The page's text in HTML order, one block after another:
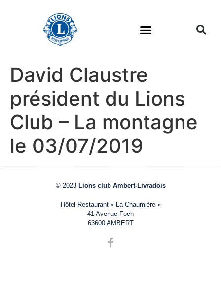
David Claustre
président du Lions
Club – La montagne
le 03/07/2019
© 2023 Lions club Ambert-Livradois
Hôtel Restaurant « La Chaumière »
41 Avenue Foch
63600 AMBERT